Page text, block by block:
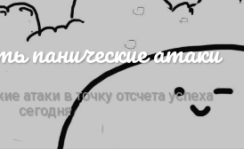
панические атаки
атаки в точку отсчета успеха
сегодня